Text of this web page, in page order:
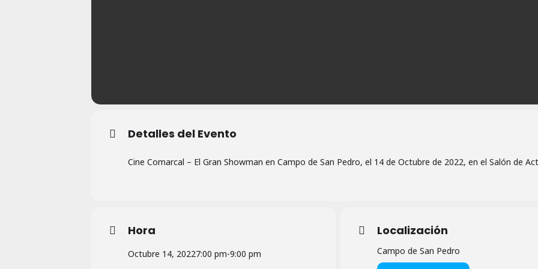
Detalles del Evento
Cine Comarcal – El Gran Showman en Campo de San Pedro, el 14 de Octubre de 2022, en el Salón de
Hora
Octubre 14, 20227:00 pm-9:00 pm
Localización
Campo de San Pedro